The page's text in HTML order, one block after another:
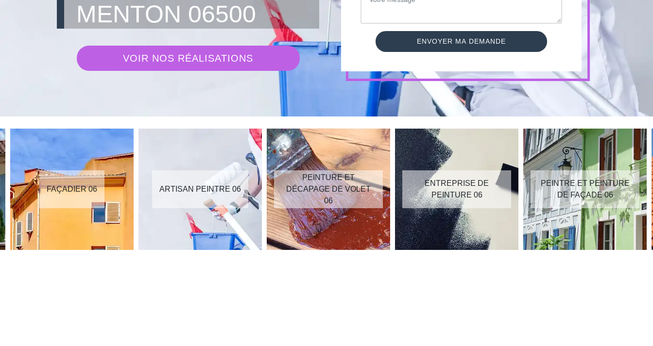
MENTON 06500
VOIR NOS RÉALISATIONS
FAÇADIER 06 ARTISAN PEINTRE 06
PEINTURE ET
DÉCAPAGE DE VOLET
06
ENTREPRISE DE
PEINTURE 06
PEINTRE ET PEINTURE
DE FAÇADE 06